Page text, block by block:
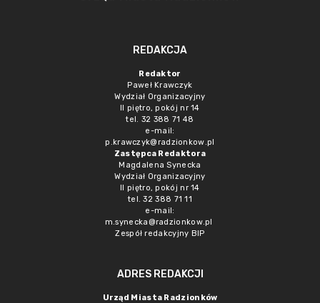
REDAKCJA
Redaktor
Paweł Krawczyk
Wydział Organizacyjny
II piętro, pokój nr 14
tel. 32 388 71 48
e-mail:
p.krawczyk@radzionkow.pl
Zastępca Redaktora
Magdalena Synecka
Wydział Organizacyjny
II piętro, pokój nr 14
tel. 32 388 71 11
e-mail:
m.synecka@radzionkow.pl
Zespół redakcyjny BIP
ADRES REDAKCJI
Urząd Miasta Radzionków